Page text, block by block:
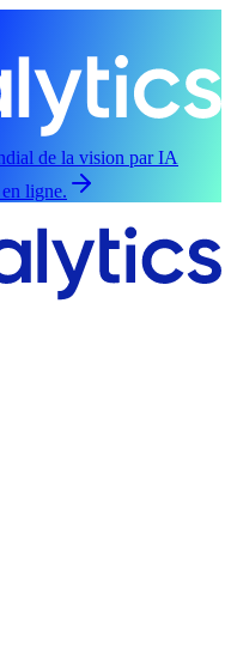
de la vision par IA
ligne.